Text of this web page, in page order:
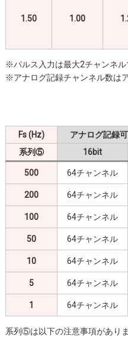
※パルス入力は最大2チャンネル
※アナログ記録チャンネル数は
1.50 1.00
系列⑤は以下の注意事項がありま
Fs (Hz)
アナログ記録
系列⑤
16bit
500 64チャンネル
200 64チャンネル
100 64チャンネル
50 64チャンネル
10 64チャンネル
5 64チャンネル
1 64チャンネル